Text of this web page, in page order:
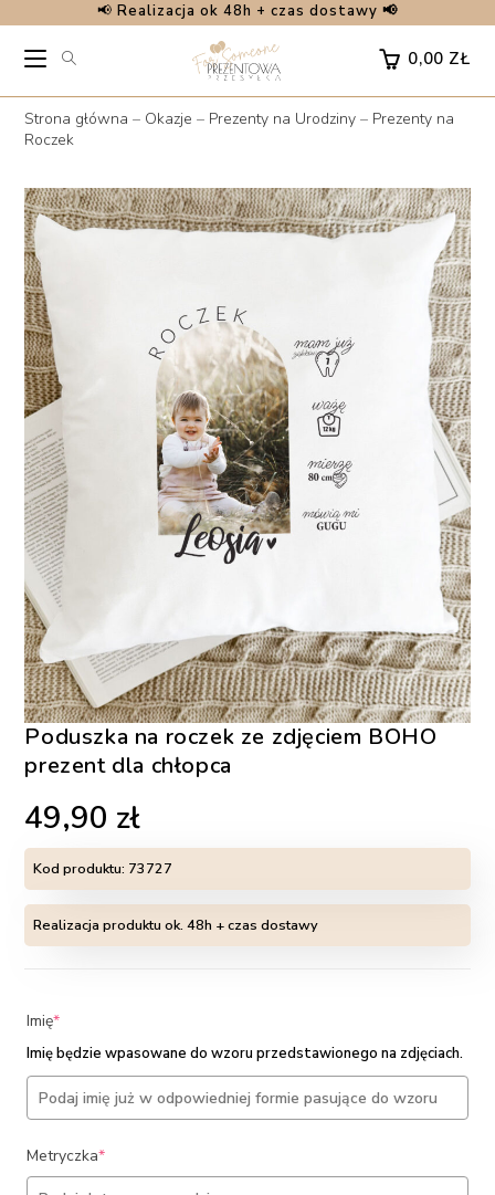
content
📢 Realizacja ok 48h + czas dostawy 📢
0,00 ZŁ
Strona główna – Okazje – Prezenty na Urodziny – Prezenty na
Roczek
Poduszka na roczek ze zdjęciem BOHO
prezent dla chłopca
49,90 zł
Kod produktu: 73727
Realizacja produktu ok. 48h + czas dostawy
Imię*(required)
Imię będzie wpasowane do wzoru przedstawionego na zdjęciach.
Metryczka*(required)